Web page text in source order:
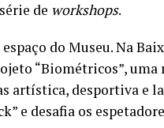
de workshops.
do Museu. Na
“Biométricos”, uma
artística, desportiva e
e desafia os